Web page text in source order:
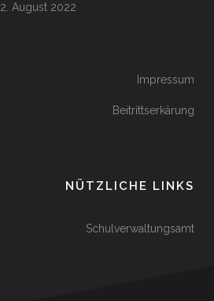
2. August 2022
Impressum
Beitrittserkärung
NÜTZLICHE LINKS
Schulverwaltungsamt